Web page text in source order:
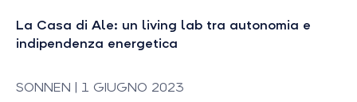
La Casa di Ale: un living lab tra autonomia e
indipendenza energetica
SONNEN | 1 GIUGNO 2023